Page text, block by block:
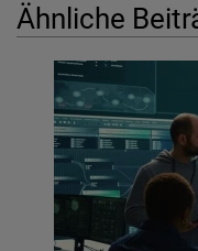
Ähnliche